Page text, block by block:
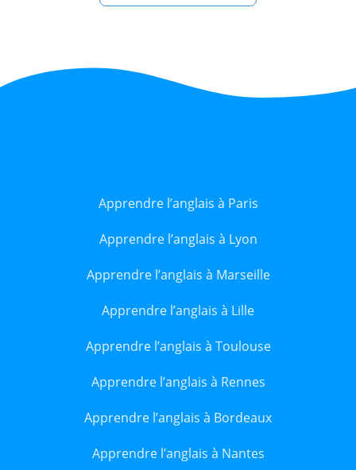
Apprendre l’anglais à Paris
Apprendre l’anglais à Lyon
Apprendre l’anglais à Marseille
Apprendre l’anglais à Lille
Apprendre l’anglais à Toulouse
Apprendre l’anglais à Rennes
Apprendre l’anglais à Bordeaux
Apprendre l’anglais à Nantes